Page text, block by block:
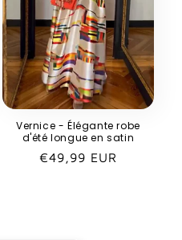
Vernice - Élégante robe
d'été longue en satin
Prix
€49,99 EUR